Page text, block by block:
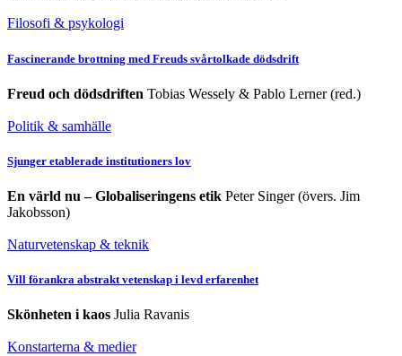
Filosofi & psykologi
Fascinerande brottning med Freuds svårtolkade dödsdrift
Freud och dödsdriften Tobias Wessely & Pablo Lerner (red.)
Politik & samhälle
Sjunger etablerade institutioners lov
En värld nu – Globaliseringens etik Peter Singer (övers. Jim
Jakobsson)
Naturvetenskap & teknik
Vill förankra abstrakt vetenskap i levd erfarenhet
Skönheten i kaos Julia Ravanis
Konstarterna & medier